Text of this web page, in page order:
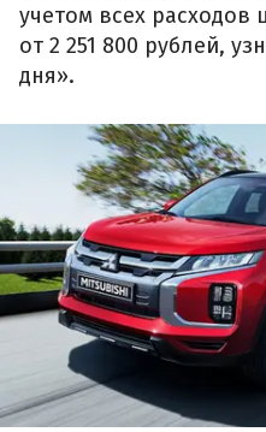
учетом всех расходов
от 2 251 800 рублей,
дня».